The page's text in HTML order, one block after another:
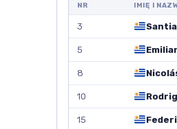
NR IMIĘ I
3
5
8
10
15